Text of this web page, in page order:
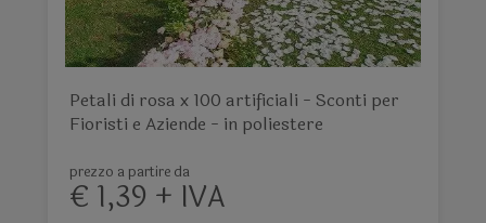
Petali di rosa x 100 artificiali - Sconti per
Fioristi e Aziende - in poliestere
prezzo a partire da
€ 1,39 + IVA